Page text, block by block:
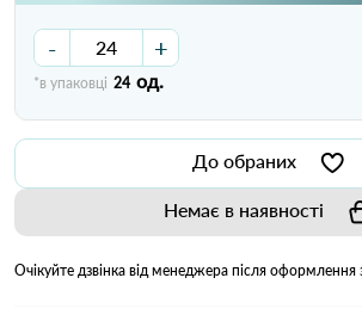
- +
*в упаковці 24 од.
До обраних
Немає в наявності
Очікуйте дзвінка від менеджера після оформлення